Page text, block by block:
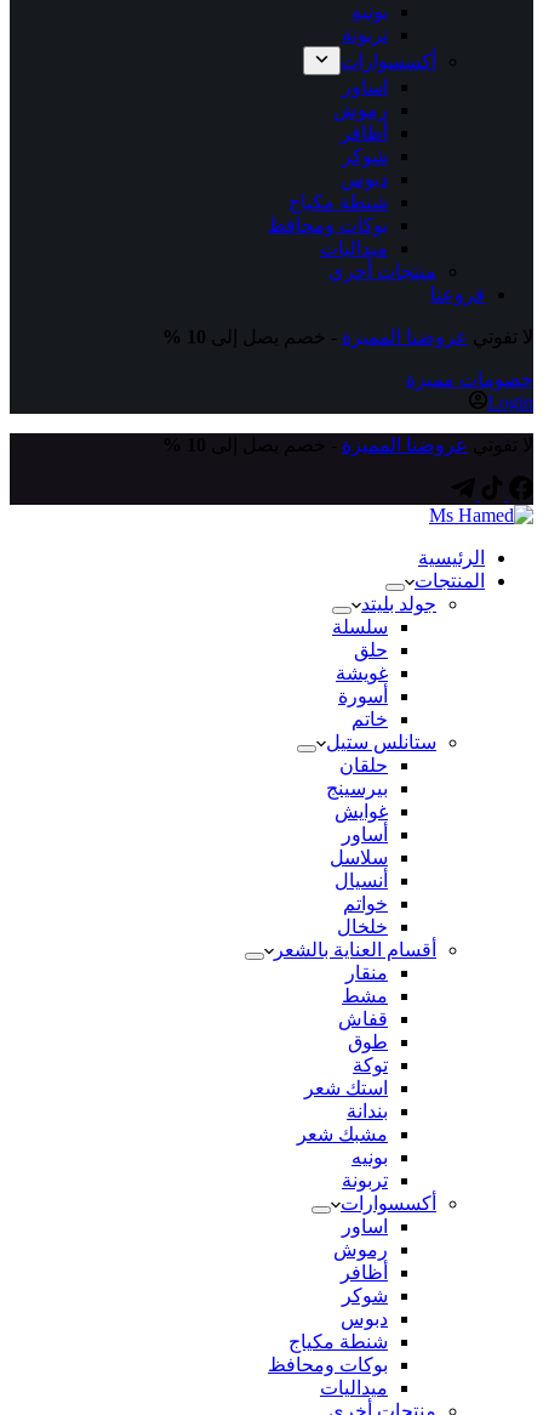
بونيه
تربونة
أكسسوارات
اساور
رموش
أظافر
شوكر
دبوس
شنطة مكياج
بوكات ومحافظ
ميداليات
منتجات أخري
فروعنا
لا تفوتي عروضنا المميزة - خصم يصل إلى
خصومات مميزة
Login
عروضنا المميزة
الرئيسية
المنتجات
جولد بليتد
سلسلة
حلق
غويشة
أسورة
خاتم
ستانلس ستيل
حلقان
بيرسينج
غوايش
أساور
سلاسل
أنسيال
خواتم
خلخال
أقسام العناية بالشعر
منقار
مشط
قفاش
طوق
توكة
استك شعر
بندانة
مشبك شعر
بونيه
تربونة
أكسسوارات
اساور
رموش
أظافر
شوكر
دبوس
شنطة مكياج
بوكات ومحافظ
ميداليات
منتجات أخري